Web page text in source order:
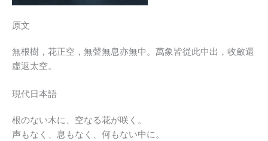
原文
無根樹，花正空，無聲無息亦無中。萬象皆從此中出，收斂還
虛返太空。
現代日本語
根のない木に、空なる花が咲く。
声もなく、息もなく、何もない中に。